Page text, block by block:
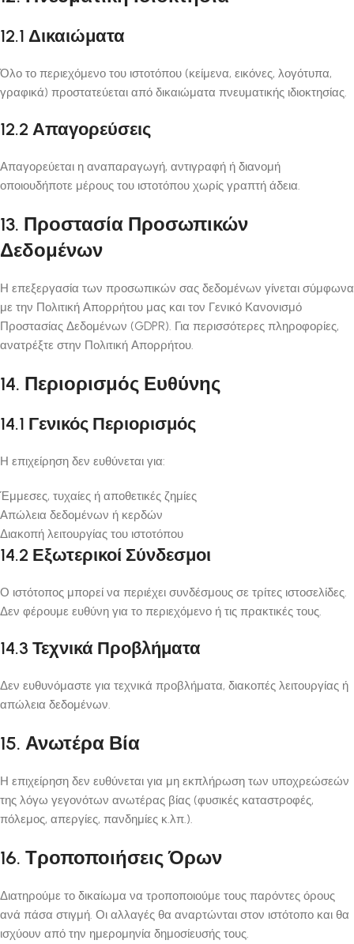
12.1 Δικαιώματα
Όλο το περιεχόμενο του ιστοτόπου (κείμενα, εικόνες, λογότυπα,
γραφικά) προστατεύεται από δικαιώματα πνευματικής ιδιοκτησίας.
12.2 Απαγορεύσεις
Απαγορεύεται η αναπαραγωγή, αντιγραφή ή διανομή
οποιουδήποτε μέρους του ιστοτόπου χωρίς γραπτή άδεια.
13. Προστασία Προσωπικών
Δεδομένων
Η επεξεργασία των προσωπικών σας δεδομένων γίνεται σύμφωνα
με την Πολιτική Απορρήτου μας και τον Γενικό Κανονισμό
Προστασίας Δεδομένων (GDPR). Για περισσότερες πληροφορίες,
ανατρέξτε στην Πολιτική Απορρήτου.
14. Περιορισμός Ευθύνης
14.1 Γενικός Περιορισμός
Η επιχείρηση δεν ευθύνεται για:
Έμμεσες, τυχαίες ή αποθετικές ζημίες
Απώλεια δεδομένων ή κερδών
Διακοπή λειτουργίας του ιστοτόπου
14.2 Εξωτερικοί Σύνδεσμοι
Ο ιστότοπος μπορεί να περιέχει συνδέσμους σε τρίτες ιστοσελίδες.
Δεν φέρουμε ευθύνη για το περιεχόμενο ή τις πρακτικές τους.
14.3 Τεχνικά Προβλήματα
Δεν ευθυνόμαστε για τεχνικά προβλήματα, διακοπές λειτουργίας ή
απώλεια δεδομένων.
15. Ανωτέρα Βία
Η επιχείρηση δεν ευθύνεται για μη εκπλήρωση των υποχρεώσεών
της λόγω γεγονότων ανωτέρας βίας (φυσικές καταστροφές,
πόλεμος, απεργίες, πανδημίες κ.λπ.).
16. Τροποποιήσεις Όρων
Διατηρούμε το δικαίωμα να τροποποιούμε τους παρόντες όρους
ανά πάσα στιγμή. Οι αλλαγές θα αναρτώνται στον ιστότοπο και θα
ισχύουν από την ημερομηνία δημοσίευσής τους.